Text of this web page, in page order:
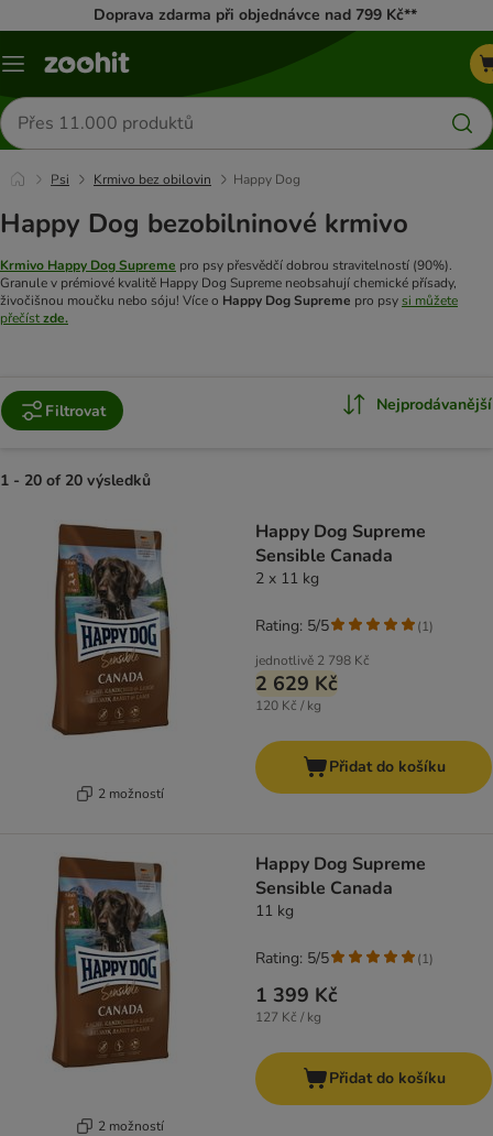
Doprava zdarma při objednávce nad 799 Kč**
Menu
Hledat
produkty
Psi Krmivo bez obilovin Happy Dog
Happy Dog bezobilninové krmivo
Krmivo Happy Dog Supreme pro psy přesvědčí dobrou stravitelností (90%).
Granule v prémiové kvalitě Happy Dog Supreme neobsahují chemické přísady,
živočišnou moučku nebo sóju! Více o Happy Dog Supreme pro psysi můžete
přečístzde.
Filtrovat Nejprodávanější
1 - 20 of 20 výsledků
2 možností
Happy Dog Supreme
Sensible Canada
2 x 11 kg
jednotlivě 2 798 Kč
2 629 Kč
120 Kč / kg
Rating: 5/5 (1)
Přidat do košíku
2 možností
Happy Dog Supreme
Sensible Canada
11 kg
1 399 Kč
127 Kč / kg
Rating: 5/5 (1)
Přidat do košíku